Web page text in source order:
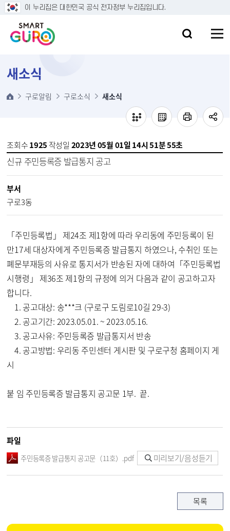
본문 바로가기
이 누리집은 대한민국 공식 전자정부 누리집입니다.
새소식
구로알림 구로소식 새소식
조회수1925 작성일 2023년 05월 01일 14시 51분 55초
신규 주민등록증 발급통지 공고
부서
구로3동
「주민등록법」 제24조 제1항에 따라 우리동에 주민등록이 된
만17세 대상자에게 주민등록증 발급통지 하였으나, 수취인 또는
폐문부재등의 사유로 통지서가 반송된 자에 대하여「주민등록법
시행령」 제36조 제1항의 규정에 의거 다음과 같이 공고하고자
합니다.
1. 공고대상: 송***크 (구로구 도림로10길 29-3)
2. 공고기간: 2023.05.01. ~ 2023.05.16.
3. 공고사유: 주민등록증 발급통지서 반송
4. 공고방법: 우리동 주민센터 게시판 및 구로구청 홈페이지 게
시
붙 임 주민등록증 발급통지 공고문 1부. 끝.
파일
주민등록증 발급통지 공고문（11호）.pdf 미리보기/음성듣기
목록